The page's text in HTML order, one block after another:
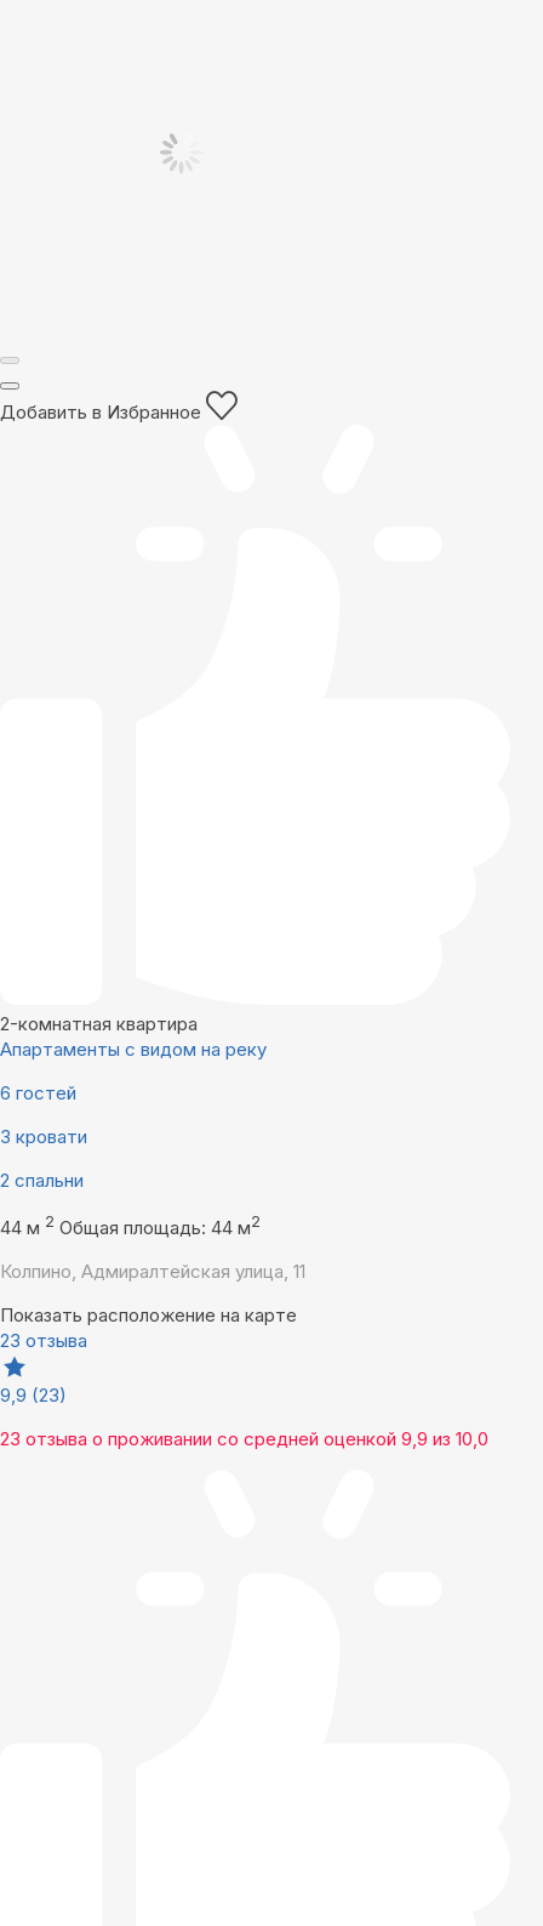
Добавить в Избранное
2-комнатная квартира
Апартаменты с видом на реку
6 гостей
3 кровати
2 спальни
44 м 2 Общая площадь: 44 м2
Колпино, Адмиралтейская улица, 11
Показать расположение на карте
23 отзыва
9,9 (23)
23 отзыва о проживании со средней оценкой 9,9 из 10,0